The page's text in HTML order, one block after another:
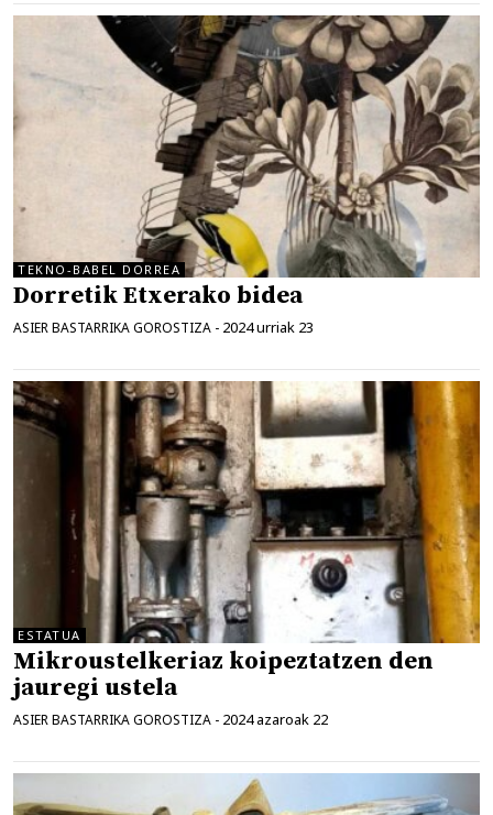
TEKNO-BABEL DORREA
Dorretik Etxerako bidea
ASIER BASTARRIKA GOROSTIZA - 2024 urriak 23
ESTATUA
Mikroustelkeriaz koipeztatzen den
jauregi ustela
ASIER BASTARRIKA GOROSTIZA - 2024 azaroak 22